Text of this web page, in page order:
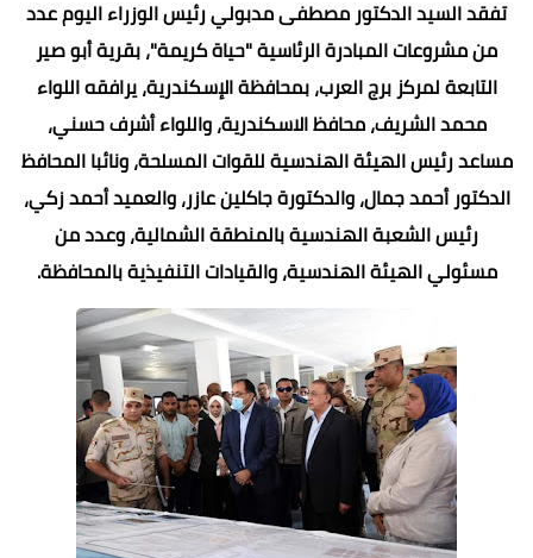
تفقد السيد الدكتور مصطفى مدبولي رئيس الوزراء اليوم عدد
من مشروعات المبادرة الرئاسية "حياة كريمة"، بقرية أبو صير
التابعة لمركز برج العرب، بمحافظة الإسكندرية، يرافقه اللواء
محمد الشريف، محافظ الاسكندرية، واللواء أشرف حسني،
مساعد رئيس الهيئة الهندسية للقوات المسلحة، ونائبا المحافظ
الدكتور أحمد جمال، والدكتورة جاكلين عازر، والعميد أحمد زكي،
رئيس الشعبة الهندسية بالمنطقة الشمالية، وعدد من
مسئولي الهيئة الهندسية، والقيادات التنفيذية بالمحافظة.